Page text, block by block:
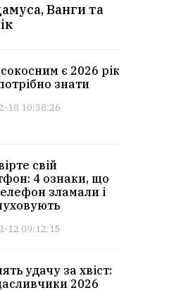
Ванги та
є 2026 рік
знати
18 10:38:26
свій
4 ознаки, що
зламали і
12 09:12:15
удачу за хвіст:
2026